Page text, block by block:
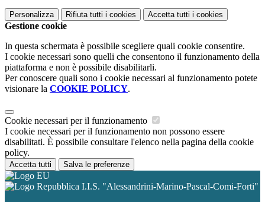
Personalizza Rifiuta tutti i cookies Accetta tutti i cookies
Gestione cookie
In questa schermata è possibile scegliere quali cookie consentire.
I cookie necessari sono quelli che consentono il funzionamento della
piattaforma e non è possibile disabilitarli.
Per conoscere quali sono i cookie necessari al funzionamento potete
visionare la COOKIE POLICY.
Cookie necessari per il funzionamento
I cookie necessari per il funzionamento non possono essere
disabilitati. È possibile consultare l'elenco nella pagina della cookie
policy.
Accetta tutti Salva le preferenze
I.I.S. "Alessandrini-Marino-Pascal-Comi-Forti"